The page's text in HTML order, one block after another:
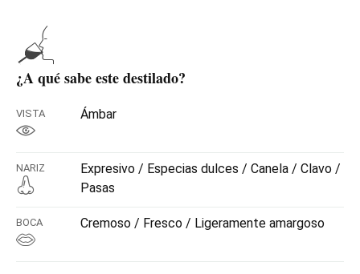
¿A qué sabe este destilado?
VISTA Ámbar
NARIZ
Expresivo / Especias dulces / Canela / Clavo /
Pasas
BOCA Cremoso / Fresco / Ligeramente amargoso